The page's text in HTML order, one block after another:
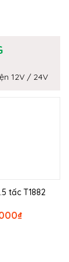
12V / 24V
tấc T1882
₫